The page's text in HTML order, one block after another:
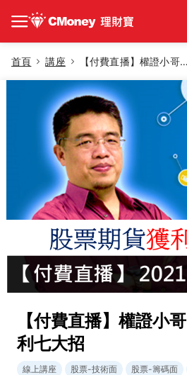
首頁 講座 【付費直播】權證小哥－股票期貨獲利七大招
【付費直播】權證小
利七大招
線上講座 股票-技術面 股票-籌碼面